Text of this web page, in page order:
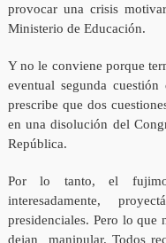
provocar una crisis
Ministerio de Educación.
Y no le conviene porque
eventual segunda
prescribe que dos
en una disolución del
República.
Por lo tanto, el
interesadamente,
presidenciales. Pero lo que
dejan manipular. Todos